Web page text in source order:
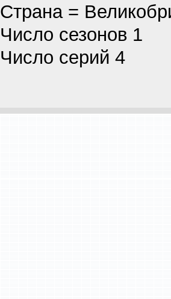
Страна =
Число сезонов 1
Число серий 4